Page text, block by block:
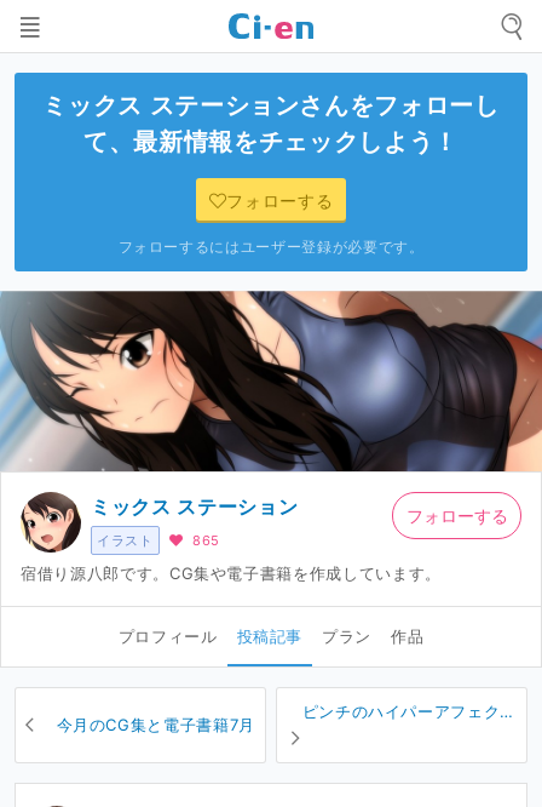
ミックス ステーションさんをフォローし
て、最新情報をチェックしよう！
フォローする
フォローするにはユーザー登録が必要です。
イラスト
ミックス ステーション
865
宿借り源八郎です。CG集や電子書籍を作成しています。
フォローする
プロフィール 投稿記事 プラン 作品
今月のCG集と電子書籍7月
ピンチのハイパーアフェクシ